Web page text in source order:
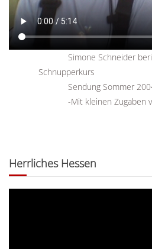
Simone Schneider
Schnupperkurs
Sendung Sommer
-Mit kleinen Zugaben
Herrliches Hessen